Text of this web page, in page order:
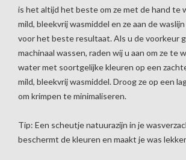
is het altijd het beste om ze met de hand te
mild, bleekvrij wasmiddel en ze aan de
voor het beste resultaat. Als u de voorkeur
machinaal wassen, raden wij u aan om ze te
water met soortgelijke kleuren op een
mild, bleekvrij wasmiddel. Droog ze op een
om krimpen te minimaliseren.
Tip: Een scheutje natuurazijn in je
beschermt de kleuren en maakt je was